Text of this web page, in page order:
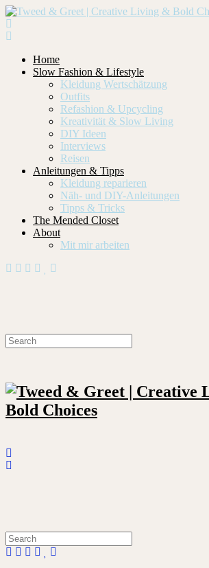
Home
Slow Fashion & Lifestyle
Kleidung Wertschätzung
Outfits
Refashion & Upcycling
Kreativität & Slow Living
DIY Ideen
Interviews
Reisen
Anleitungen & Tipps
Kleidung reparieren
Näh- und DIY-Anleitungen
Tipps & Tricks
The Mended Closet
About
Mit mir arbeiten